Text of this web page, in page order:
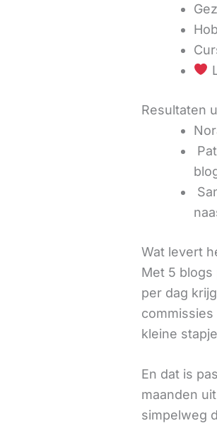
Resultaten
Wat levert
Met 5 blogs
per dag
kleine
En dat is
maanden
simpelweg